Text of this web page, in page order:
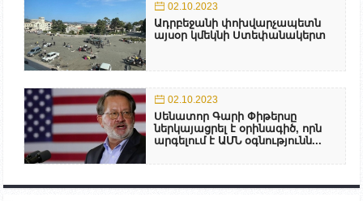
02.10.2023
Ադրբեջանի փոխվարչապետն
այսօր կմեկնի Ստեփանակերտ
02.10.2023
Սենատոր Գարի Փիթերսը
ներկայացրել է օրինագիծ, որն
արգելում է ԱՄՆ օգնությունն...